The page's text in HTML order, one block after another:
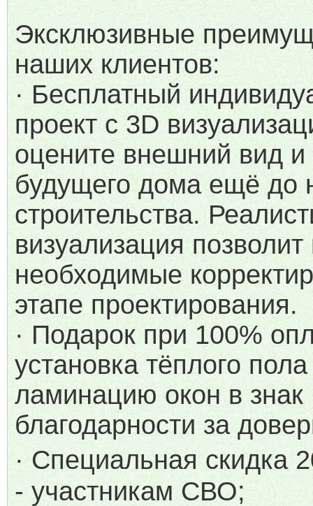
Эксклюзивные
наших клиентов:
· Бесплатный
проект с 3D
оцените внешний вид и
будущего дома ещё до
строительства.
визуализация позволит
необходимые
этапе проектирования.
· Подарок при 100%
установка тёплого
ламинацию окон в знак
благодарности за
· Специальная скидка
- участникам СВО;